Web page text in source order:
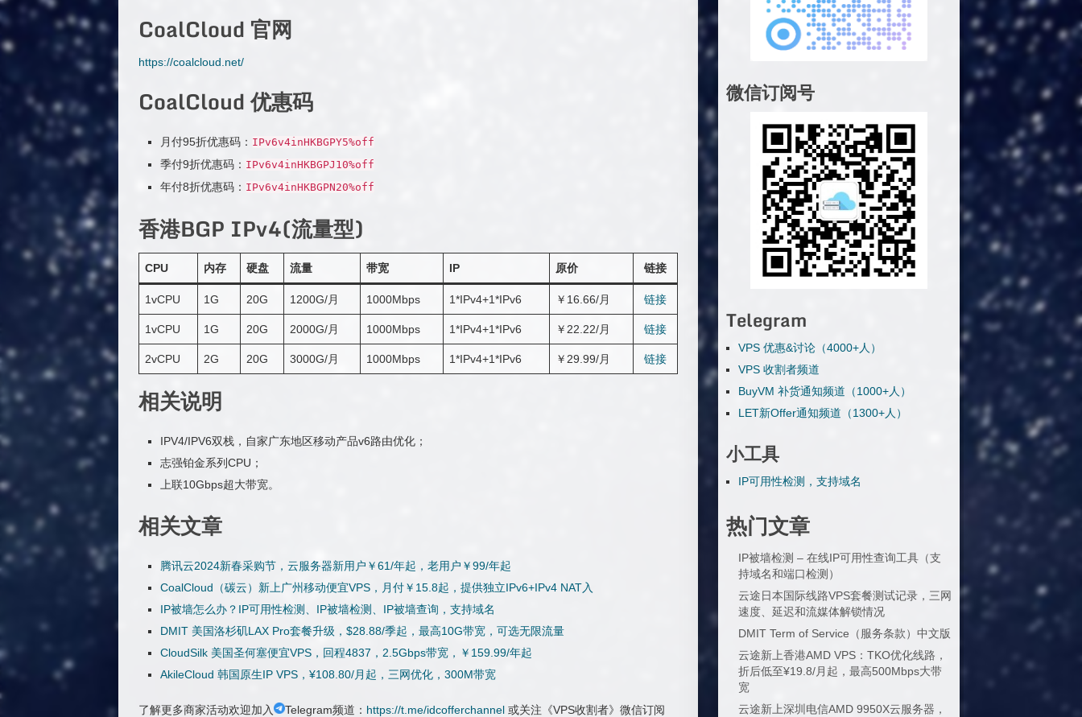
CoalCloud 官网
https://coalcloud.net/
CoalCloud 优惠码
月付95折优惠码： IPv6v4inHKBGPY5%off
季付9折优惠码： IPv6v4inHKBGPJ10%off
年付8折优惠码： IPv6v4inHKBGPN20%off
香港BGP IPv4(流量型)
CPU 内存 硬盘 流量 带宽 IP 原价 链接
1vCPU 1G 20G 1200G/月 1000Mbps 1*IPv4+1*IPv6 ￥16.66/月 链接
1vCPU 1G 20G 2000G/月 1000Mbps 1*IPv4+1*IPv6 ￥22.22/月 链接
2vCPU 2G 20G 3000G/月 1000Mbps 1*IPv4+1*IPv6 ￥29.99/月 链接
相关说明
IPV4/IPV6双栈，自家广东地区移动产品v6路由优化；
志强铂金系列CPU；
上联10Gbps超大带宽。
相关文章
腾讯云2024新春采购节，云服务器新用户￥61/年起，老用户￥99/年起
CoalCloud（碳云）新上广州移动便宜VPS，月付￥15.8起，提供独立IPv6+IPv4 NAT入
IP被墙怎么办？IP可用性检测、IP被墙检测、IP被墙查询，支持域名
DMIT 美国洛杉矶LAX Pro套餐升级，$28.88/季起，最高10G带宽，可选无限流量
CloudSilk 美国圣何塞便宜VPS，回程4837，2.5Gbps带宽，￥159.99/年起
AkileCloud 韩国原生IP VPS，¥108.80/月起，三网优化，300M带宽
了解更多商家活动欢迎加入 Telegram频道： https://t.me/idcofferchannel 或关注《VPS收割者》微信订阅
微信订阅号
Telegram
VPS 优惠&讨论（4000+人）
VPS 收割者频道
BuyVM 补货通知频道（1000+人）
LET新Offer通知频道（1300+人）
小工具
IP可用性检测，支持域名
热门文章
IP被墙检测 – 在线IP可用性查询工具（支
持域名和端口检测）
云途日本国际线路VPS套餐测试记录，三网
速度、延迟和流媒体解锁情况
DMIT Term of Service（服务条款）中文版
云途新上香港AMD VPS：TKO优化线路，
折后低至¥19.8/月起，最高500Mbps大带
宽
云途新上深圳电信AMD 9950X云服务器，